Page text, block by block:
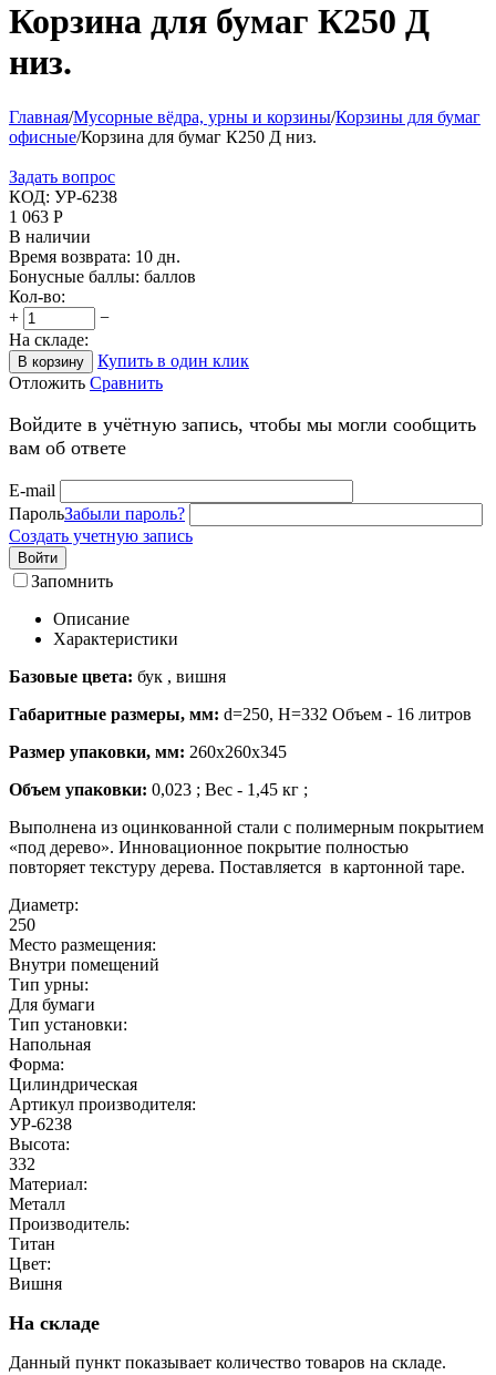
Корзина для бумаг К250 Д
низ.
Главная/Мусорные вёдра, урны и корзины/Корзины для бумаг
офисные/Корзина для бумаг К250 Д низ.
Задать вопрос
КОД: УР-6238
1 063 Р
В наличии
Время возврата: 10 дн.
Бонусные баллы: баллов
Кол-во:
+
−
На складе:
В корзину
Купить в один клик
Отложить Сравнить
Войдите в учётную запись, чтобы мы могли сообщить
вам об ответе
E-mail
ПарольЗабыли пароль?
Создать учетную запись
Войти
Запомнить
Описание
Характеристики
Базовые цвета: бук , вишня
Габаритные размеры, мм: d=250, H=332 Объем - 16 литров
Размер упаковки, мм: 260х260х345
Объем упаковки: 0,023 ; Вес - 1,45 кг ;
Выполнена из оцинкованной стали с полимерным покрытием
«под дерево». Инновационное покрытие полностью
повторяет текстуру дерева. Поставляется в картонной таре.
Диаметр:
250
Место размещения:
Внутри помещений
Тип урны:
Для бумаги
Тип установки:
Напольная
Форма:
Цилиндрическая
Артикул производителя:
УР-6238
Высота:
332
Материал:
Металл
Производитель:
Титан
Цвет:
Вишня
На складе
Данный пункт показывает количество товаров на складе.